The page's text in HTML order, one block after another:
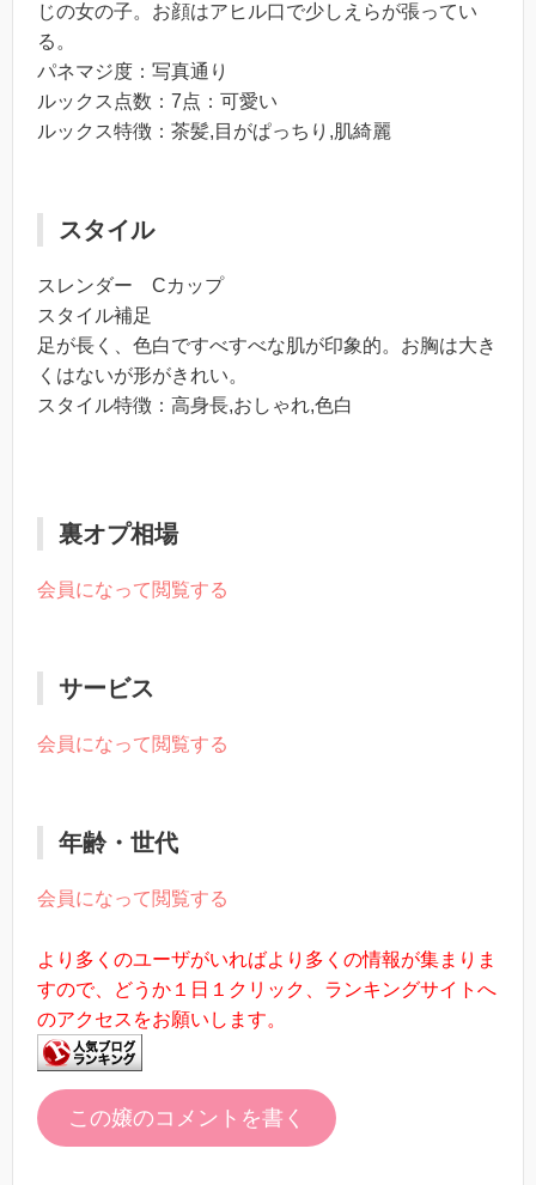
じの女の子。お顔はアヒル口で少しえらが張ってい
る。
パネマジ度：写真通り
ルックス点数：7点：可愛い
ルックス特徴：茶髪,目がぱっちり,肌綺麗
スタイル
スレンダー Cカップ
スタイル補足
足が長く、色白ですべすべな肌が印象的。お胸は大き
くはないが形がきれい。
スタイル特徴：高身長,おしゃれ,色白
裏オプ相場
会員になって閲覧する
サービス
会員になって閲覧する
年齢・世代
会員になって閲覧する
より多くのユーザがいればより多くの情報が集まりま
すので、どうか１日１クリック、ランキングサイトへ
のアクセスをお願いします。
この嬢のコメントを書く